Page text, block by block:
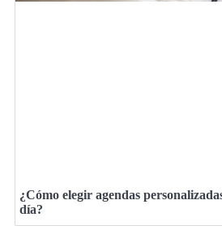
¿Cómo elegir agendas
día?